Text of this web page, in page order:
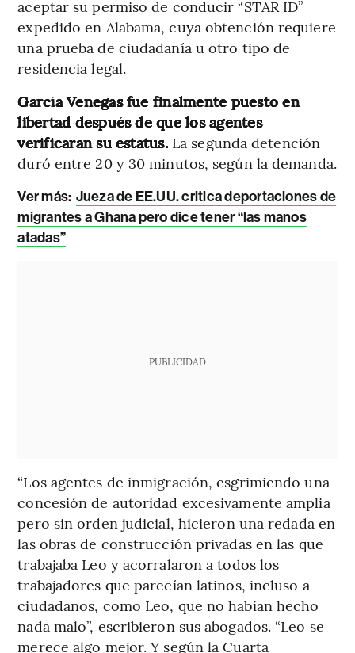
aceptar su permiso de conducir “STAR ID”
expedido en Alabama, cuya obtención requiere
una prueba de ciudadanía u otro tipo de
residencia legal.
García Venegas fue finalmente puesto en
libertad después de que los agentes
verificaran su estatus.La segunda detención
duró entre 20 y 30 minutos, según la demanda.
Ver más: Jueza de EE.UU. critica deportaciones de
migrantes a Ghana pero dice tener “las manos
atadas”
PUBLICIDAD
“Los agentes de inmigración, esgrimiendo una
concesión de autoridad excesivamente amplia
pero sin orden judicial, hicieron una redada en
las obras de construcción privadas en las que
trabajaba Leo y acorralaron a todos los
trabajadores que parecían latinos, incluso a
ciudadanos, como Leo, que no habían hecho
nada malo”, escribieron sus abogados. “Leo se
merece algo mejor. Y según la Cuarta